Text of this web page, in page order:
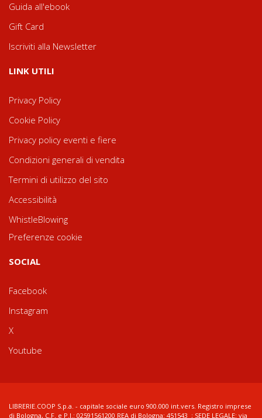
Guida all'ebook
Gift Card
Iscriviti alla Newsletter
LINK UTILI
Privacy Policy
Cookie Policy
Privacy policy eventi e fiere
Condizioni generali di vendita
Termini di utilizzo del sito
Accessibilità
WhistleBlowing
Preferenze cookie
SOCIAL
Facebook
Instagram
X
Youtube
LIBRERIE.COOP S.p.a. - capitale sociale euro 900.000 int.vers. Registro imprese
di Bologna, C.F. e P.I.: 02591561200 REA di Bologna: 451543 ; SEDE LEGALE: via